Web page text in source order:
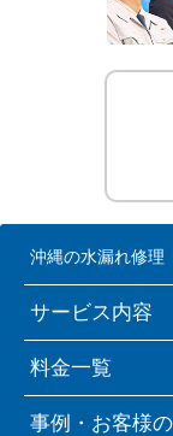
沖縄の水漏れ修
サービス内容
料金一覧
事例・お客様